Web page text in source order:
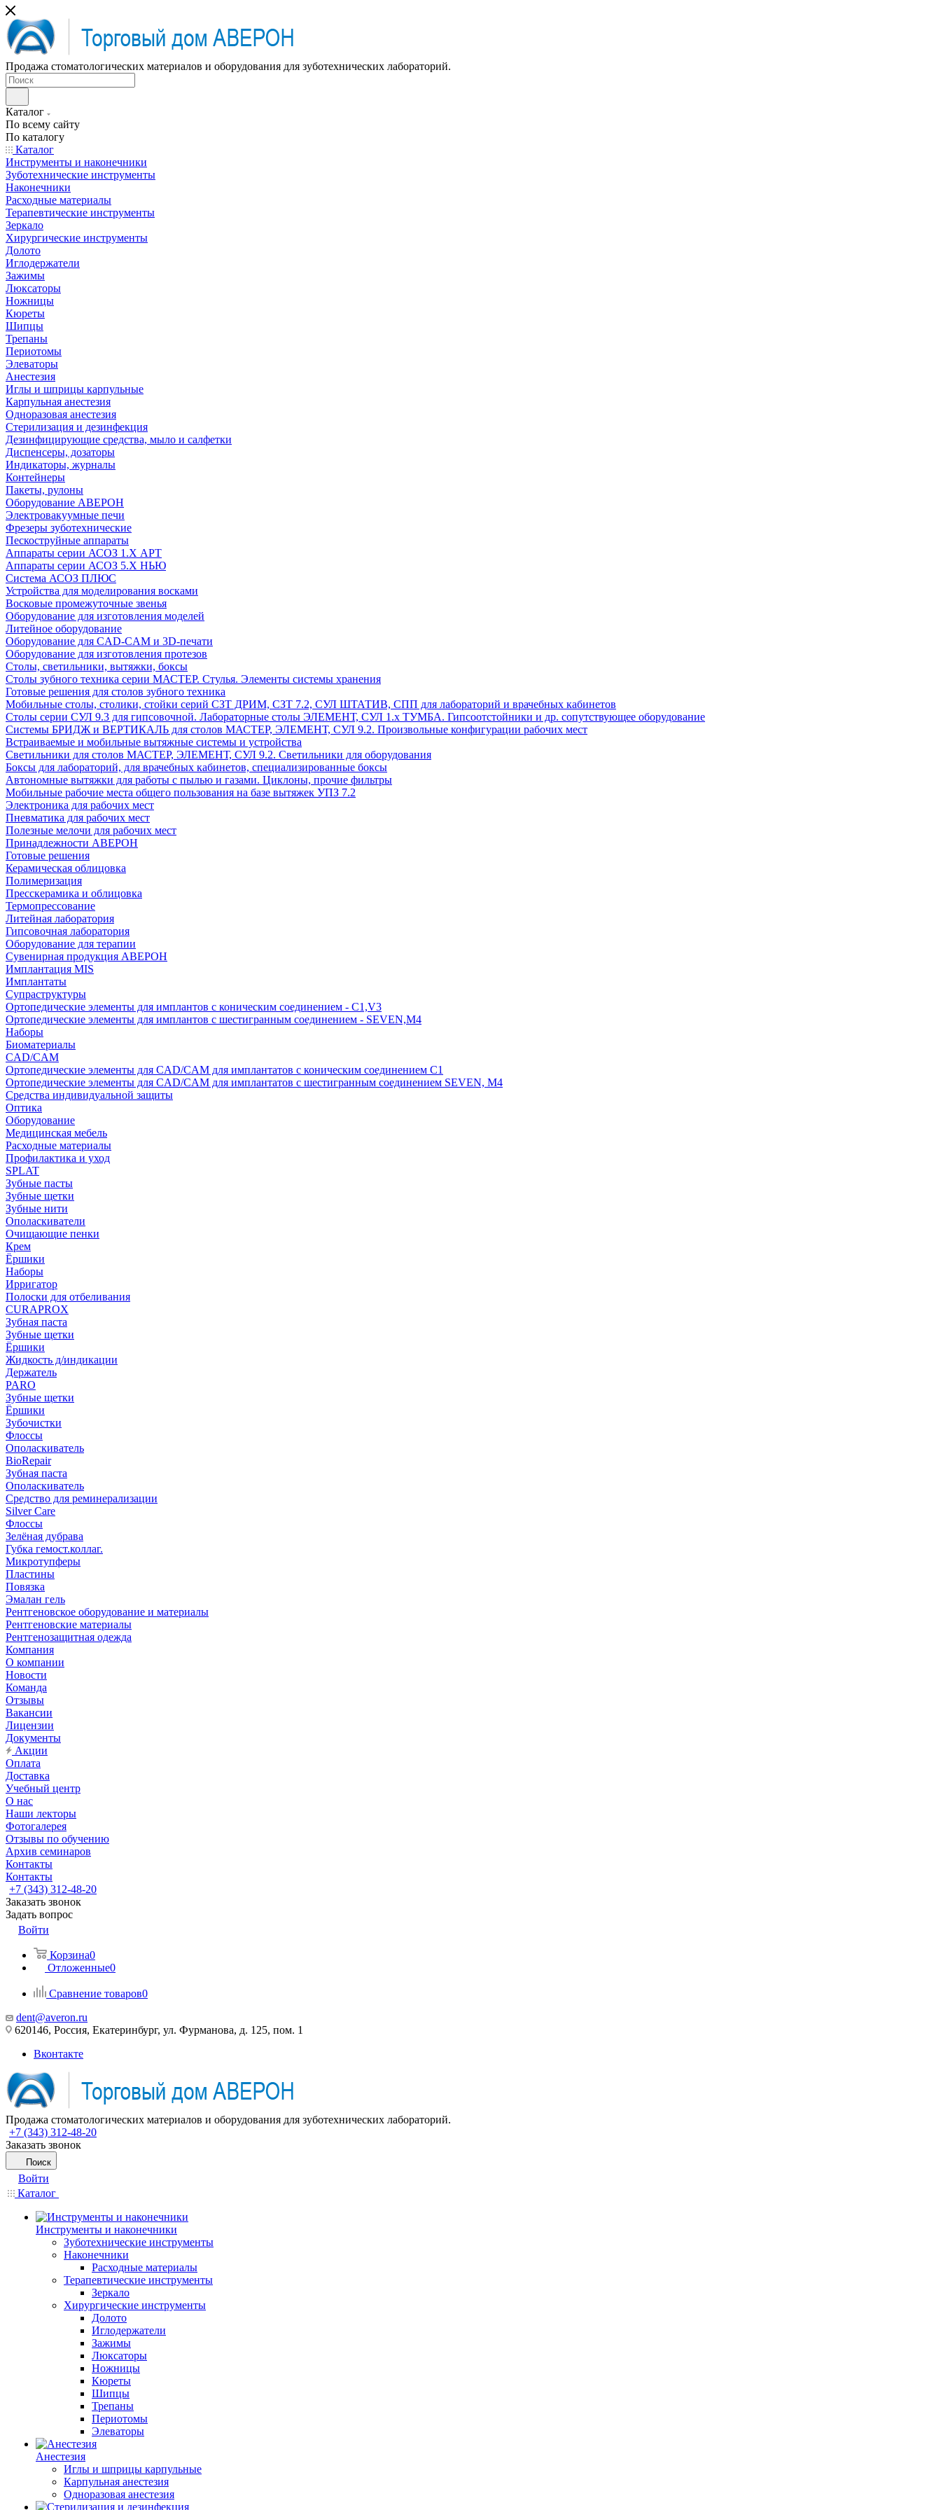
Продажа стоматологических материалов и оборудования для зуботехнических лабораторий.
Каталог
По всему сайту
По каталогу
Каталог
Инструменты и наконечники
Зуботехнические инструменты
Наконечники
Расходные материалы
Терапевтические инструменты
Зеркало
Хирургические инструменты
Долото
Иглодержатели
Зажимы
Люксаторы
Ножницы
Кюреты
Шипцы
Трепаны
Периотомы
Элеваторы
Анестезия
Иглы и шприцы карпульные
Карпульная анестезия
Одноразовая анестезия
Стерилизация и дезинфекция
Дезинфицирующие средства, мыло и салфетки
Диспенсеры, дозаторы
Индикаторы, журналы
Контейнеры
Пакеты, рулоны
Оборудование АВЕРОН
Электровакуумные печи
Фрезеры зуботехнические
Пескоструйные аппараты
Аппараты серии АСОЗ 1.Х АРТ
Аппараты серии АСОЗ 5.Х НЬЮ
Система АСОЗ ПЛЮС
Устройства для моделирования восками
Восковые промежуточные звенья
Оборудование для изготовления моделей
Литейное оборудование
Оборудование для CAD-CAM и 3D-печати
Оборудование для изготовления протезов
Cтолы, светильники, вытяжки, боксы
Столы зубного техника серии МАСТЕР. Стулья. Элементы системы хранения
Готовые решения для столов зубного техника
Мобильные столы, столики, стойки серий СЗТ ДРИМ, СЗТ 7.2, СУЛ ШТАТИВ, СПП для лабораторий и врачебных кабинетов
Столы серии СУЛ 9.3 для гипсовочной. Лабораторные столы ЭЛЕМЕНТ, СУЛ 1.х ТУМБА. Гипсоотстойники и др. сопутствующее оборудование
Системы БРИДЖ и ВЕРТИКАЛЬ для столов МАСТЕР, ЭЛЕМЕНТ, СУЛ 9.2. Произвольные конфигурации рабочих мест
Встраиваемые и мобильные вытяжные системы и устройства
Светильники для столов МАСТЕР, ЭЛЕМЕНТ, СУЛ 9.2. Светильники для оборудования
Боксы для лабораторий, для врачебных кабинетов, специализированные боксы
Автономные вытяжки для работы с пылью и газами. Циклоны, прочие фильтры
Мобильные рабочие места общего пользования на базе вытяжек УПЗ 7.2
Электроника для рабочих мест
Пневматика для рабочих мест
Полезные мелочи для рабочих мест
Принадлежности АВЕРОН
Готовые решения
Керамическая облицовка
Полимеризация
Пресскерамика и облицовка
Термопрессование
Литейная лаборатория
Гипсовочная лаборатория
Оборудование для терапии
Сувенирная продукция АВЕРОН
Имплантация MIS
Имплантаты
Супраструктуры
Ортопедические элементы для имплантов с коническим соединением - C1,V3
Ортопедические элементы для имплантов с шестигранным соединением - SEVEN,M4
Наборы
Биоматериалы
CAD/CAM
Ортопедические элементы для CAD/CAM для имплантатов с коническим соединением С1
Ортопедические элементы для CAD/CAM для имплантатов с шестигранным соединением SEVEN, М4
Средства индивидуальной защиты
Оптика
Оборудование
Медицинская мебель
Расходные материалы
Профилактика и уход
SPLAT
Зубные пасты
Зубные щетки
Зубные нити
Ополаскиватели
Очищающие пенки
Крем
Ёршики
Наборы
Ирригатор
Полоски для отбеливания
CURAPROX
Зубная паста
Зубные щетки
Ёршики
Жидкость д/индикации
Держатель
PARO
Зубные щетки
Ёршики
Зубочистки
Флоссы
Ополаскиватель
BioRepair
Зубная паста
Ополаскиватель
Средство для реминерализации
Silver Care
Флоссы
Зелёная дубрава
Губка гемост.коллаг.
Микротупферы
Пластины
Повязка
Эмалан гель
Рентгеновское оборудование и материалы
Рентгеновские материалы
Рентгенозащитная одежда
Компания
О компании
Новости
Команда
Отзывы
Вакансии
Лицензии
Документы
Акции
Оплата
Доставка
Учебный центр
О нас
Наши лекторы
Фотогалерея
Отзывы по обучению
Архив семинаров
Контакты
Контакты
+7 (343) 312-48-20
Заказать звонок
Задать вопрос
Войти
Корзина0
Отложенные0
Сравнение товаров0
dent@averon.ru
620146, Россия, Екатеринбург, ул. Фурманова, д. 125, пом. 1
Вконтакте
Продажа стоматологических материалов и оборудования для зуботехнических лабораторий.
+7 (343) 312-48-20
Заказать звонок
Поиск
Войти
Каталог
Инструменты и наконечники
Зуботехнические инструменты
Наконечники
Расходные материалы
Терапевтические инструменты
Зеркало
Хирургические инструменты
Долото
Иглодержатели
Зажимы
Люксаторы
Ножницы
Кюреты
Шипцы
Трепаны
Периотомы
Элеваторы
Анестезия
Иглы и шприцы карпульные
Карпульная анестезия
Одноразовая анестезия